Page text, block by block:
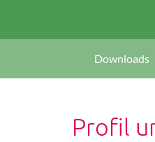
Downloads
Profil